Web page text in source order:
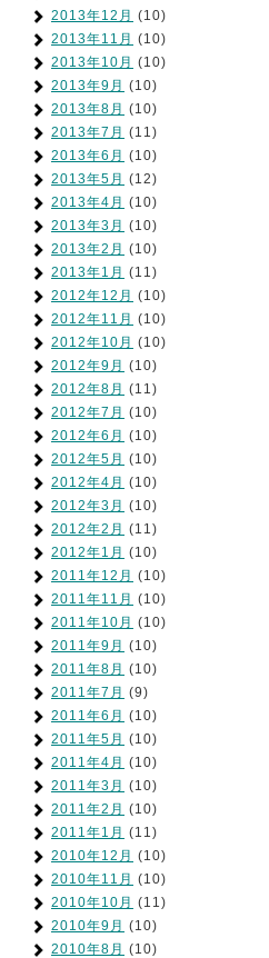
2013年12月 (10)
2013年11月 (10)
2013年10月 (10)
2013年9月 (10)
2013年8月 (10)
2013年7月 (11)
2013年6月 (10)
2013年5月 (12)
2013年4月 (10)
2013年3月 (10)
2013年2月 (10)
2013年1月 (11)
2012年12月 (10)
2012年11月 (10)
2012年10月 (10)
2012年9月 (10)
2012年8月 (11)
2012年7月 (10)
2012年6月 (10)
2012年5月 (10)
2012年4月 (10)
2012年3月 (10)
2012年2月 (11)
2012年1月 (10)
2011年12月 (10)
2011年11月 (10)
2011年10月 (10)
2011年9月 (10)
2011年8月 (10)
2011年7月 (9)
2011年6月 (10)
2011年5月 (10)
2011年4月 (10)
2011年3月 (10)
2011年2月 (10)
2011年1月 (11)
2010年12月 (10)
2010年11月 (10)
2010年10月 (11)
2010年9月 (10)
2010年8月 (10)